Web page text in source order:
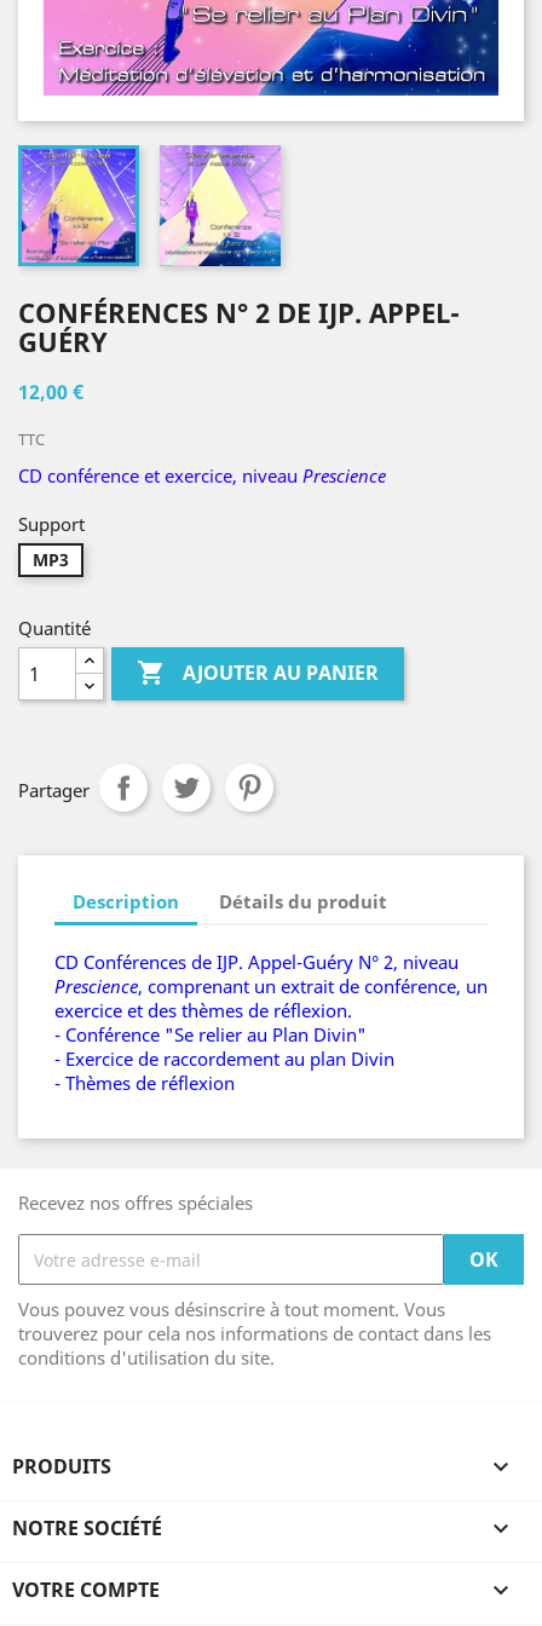
CONFÉRENCES N° 2 DE IJP. APPEL-
GUÉRY
12,00 €
TTC
CD conférence et exercice, niveau Prescience
Support
MP3
Quantité
 AJOUTER AU PANIER
Partager
Description Détails du produit
CD Conférences de IJP. Appel-Guéry N° 2, niveau
Prescience, comprenant un extrait de conférence, un
exercice et des thèmes de réflexion.
- Conférence "Se relier au Plan Divin"
- Exercice de raccordement au plan Divin
- Thèmes de réflexion
Recevez nos offres spéciales
Vous pouvez vous désinscrire à tout moment. Vous
trouverez pour cela nos informations de contact dans les
conditions d'utilisation du site.
PRODUITS 
NOTRE SOCIÉTÉ 
VOTRE COMPTE 